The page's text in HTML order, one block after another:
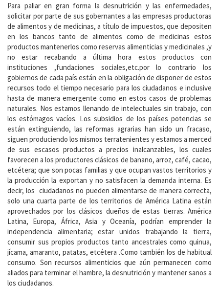
Para paliar en gran forma la desnutrición y las enfermedades,
solicitar por parte de sus gobernantes a las empresas productoras
de alimentos y de medicinas, a título de impuestos, que depositen
en los bancos tanto de alimentos como de medicinas estos
productos mantenerlos como reservas alimenticias y medicinales ,y
no estar recabando a última hora estos productos con
instituciones ,fundaciones sociales,etc.por lo contrario los
gobiernos de cada país están en la obligación de disponer de estos
recursos todo el tiempo necesario para los ciudadanos e inclusive
hasta de manera emergente como en estos casos de problemas
naturales. Nos estamos llenando de intelectuales sin trabajo, con
los estómagos vacíos. Los subsidios de los países potencias se
están extinguiendo, las reformas agrarias han sido un fracaso,
siguen produciendo los mismos terratenientes y estamos a merced
de sus escasos productos a precios inalcanzables, los cuales
favorecen a los productores clásicos de banano, arroz, café, cacao,
etcétera; que son pocas familias y que ocupan vastos territorios y
la producción la exportan y no satisfacen la demanda interna. Es
decir, los ciudadanos no pueden alimentarse de manera correcta,
solo una cuarta parte de los territorios de América Latina están
aprovechados por los clásicos dueños de estas tierras. América
Latina, Europa, África, Asia y Oceanía, podrían emprender la
independencia alimentaria; estar unidos trabajando la tierra,
consumir sus propios productos tanto ancestrales como quinua,
jícama, amaranto, patatas, etcétera .Como también los de habitual
consumo. Son recursos alimenticios que aún permanecen como
aliados para terminar el hambre, la desnutrición y mantener sanos a
los ciudadanos.